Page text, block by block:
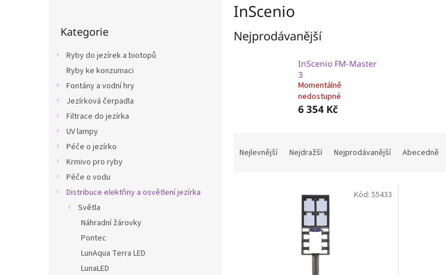
kategorie
Kategorie
Ryby do jezírek a biotopů
Ryby ke konzumaci
Fontány a vodní hry
Jezírková čerpadla
Filtrace do jezírka
UV lampy
Péče o jezírko
Krmivo pro ryby
Péče o vodu
Distribuce elektřiny a osvětlení jezírka
Světla
Náhradní žárovky
Pontec
LunAqua Terra LED
LunaLED
InScenio
Nejprodávanější
InScenio FM-Master
3
Momentálně
nedostupné
6 354 Kč
Nejlevnější Nejdražší Nejprodávanější Abecedně
Kód: 55433